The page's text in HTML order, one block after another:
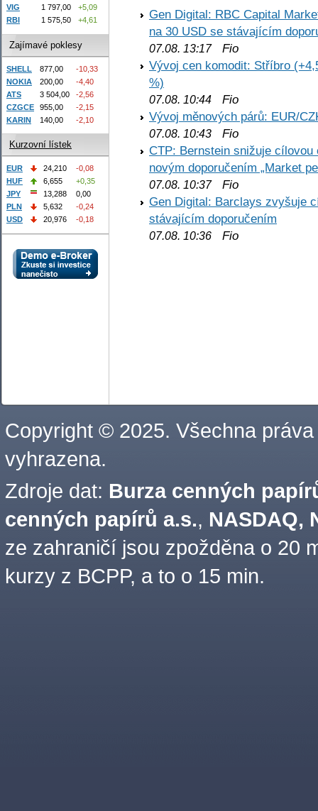
Gen Digital: RBC Capital
na 30 USD se stávajícím
07.08. 13:17Fio
Vývoj cen komodit: Stříbro
%)
07.08. 10:44 Fio
Vývoj měnových párů: EUR/
07.08. 10:43 Fio
CTP: Bernstein snižuje
novým doporučením „Market
07.08. 10:37Fio
Gen Digital: Barclays zvyšuje
stávajícím doporučením
07.08. 10:36 Fio
VIG
1 797,00
+5,09
RBI
1 575,50 +4,61
Zajímavé poklesy
SHELL 877,00
-10,33
NOKIA
200,00
-4,40
ATS
3 504,00
-2,56
CZGCE
955,00
-2,15
KARIN
140,00 -2,10
Kurzovní lístek
EUR 24,210
-0,08
HUF
6,655
+0,35
JPY
13,288
0,00
PLN
5,632
-0,24
USD
20,976 -0,18
Copyright © 2025. Všechna práva
vyhrazena.
Zdroje dat: Burza cenných
cenných papírů a.s., NASDAQ,
ze zahraničí jsou zpožděna o 20
kurzy z BCPP, a to o 15 min.